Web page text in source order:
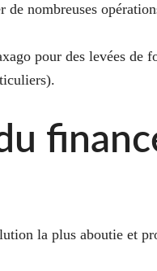
nombreuses
pour des levées de
la plus aboutie et